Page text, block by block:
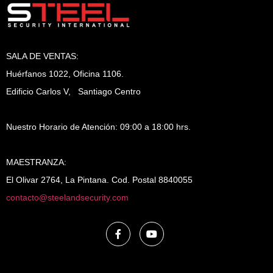
SALA DE VENTAS:
Huérfanos 1022, Oficina 1106.
Edificio Carlos V, Santiago Centro
Nuestro Horario de Atención: 09:00 a 18:00 hrs.
MAESTRANZA:
El Olivar 2764, La Pintana. Cod. Postal 8840055
contacto@steelandsecurity.com